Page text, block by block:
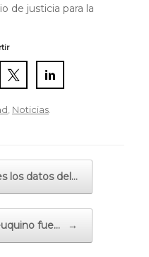
de justicia para la
Noticias
los datos del…
fue… →